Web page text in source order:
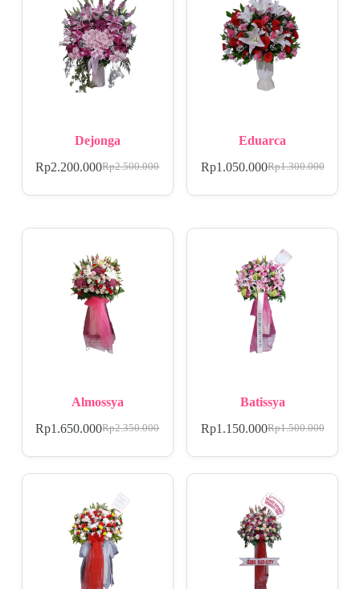
Dejonga
Rp2.500.000
Rp2.200.000
Eduarca
Rp1.300.000
Rp1.050.000
Almossya
Rp2.350.000
Rp1.650.000
Batissya
Rp1.500.000
Rp1.150.000